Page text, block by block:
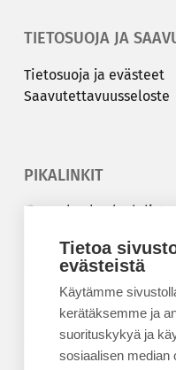
Tietoa
evästeistä
Käytämme
kerätäksemme ja
suorituskykyä ja
sosiaalisen median
TIETOSUOJA JA
Tie­to­suo­ja ja eväs­teet
Saa­vu­tet­ta­vuus­se­los­te
PIKALINKIT
Kesäyliopisto
Epanet
BLOGIT
Kesäyliopiston blogi